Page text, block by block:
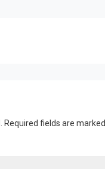
Required fields are marked